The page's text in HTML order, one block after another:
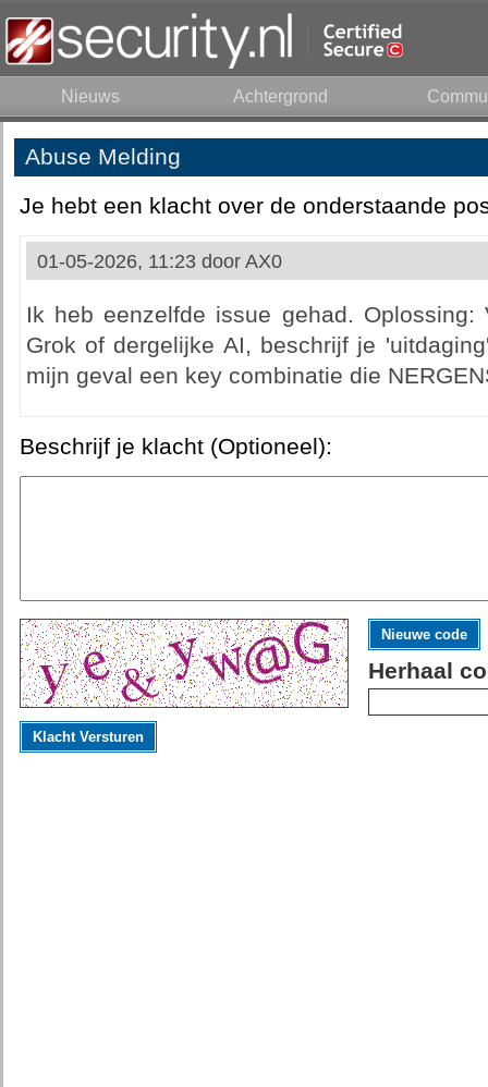
Nieuws Achtergrond
Abuse Melding
Je hebt een klacht over de onderstaande
01-05-2026, 11:23 door AX0
Ik heb eenzelfde issue gehad.
Grok of dergelijke AI, beschrijf je
mijn geval een key combinatie die
Beschrijf je klacht (Optioneel):
Nieuwe code
Herhaal
Klacht Versturen